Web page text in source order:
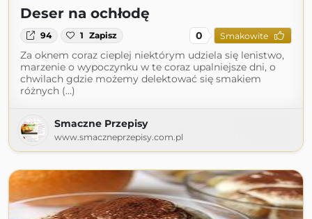
Deser na ochłodę
94 1 Zapisz 0 Smakowite
Za oknem coraz cieplej niektórym udziela się lenistwo,
marzenie o wypoczynku w te coraz upalniejsze dni, o
chwilach gdzie możemy delektować się smakiem
różnych (...)
Smaczne Przepisy
www.smaczneprzepisy.com.pl